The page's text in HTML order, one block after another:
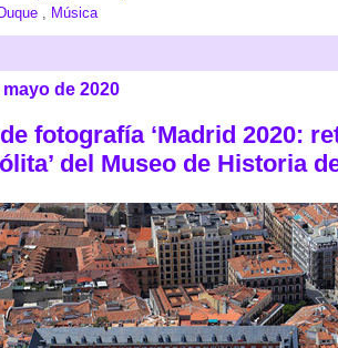
Música
de 2020
fotografía ‘Madrid 2020:
del Museo de Historia